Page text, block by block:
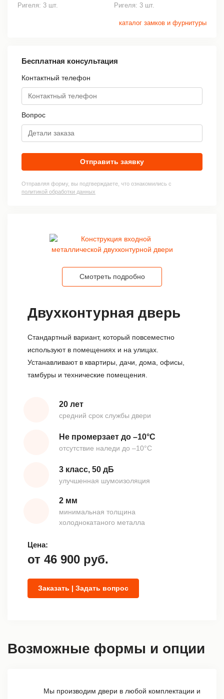
Ригеля: 3 шт.
Ригеля: 3 шт.
каталог замков и фурнитуры
Бесплатная консультация
Контактный телефон
Вопрос
Отправить заявку
Отправляя форму, вы подтверждаете, что ознакомились с
политикой обработки данных
Двухконтурная дверь
Стандартный вариант, который повсеместно
используют в помещениях и на улицах.
Устанавливают в квартиры, дачи, дома, офисы,
тамбуры и технические помещения.
20 лет
средний срок службы двери
Не промерзает до –10°С
отсутствие наледи до –10°С
3 класс, 50 дБ
улучшенная шумоизоляция
2 мм
минимальная толщина
холоднокатаного металла
Цена:
от 46 900 руб.
Заказать | Задать вопрос
Смотреть подробно
Возможные формы и опции
Мы производим двери в любой комплектации и